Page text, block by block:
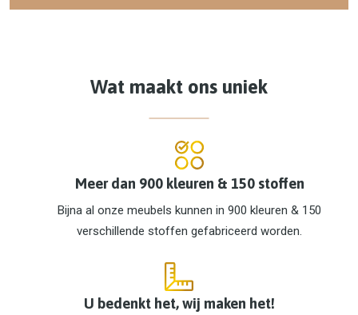
Wat maakt ons uniek
Meer dan 900 kleuren & 150 stoffen
Bijna al onze meubels kunnen in 900 kleuren & 150
verschillende stoffen gefabriceerd worden.
U bedenkt het, wij maken het!